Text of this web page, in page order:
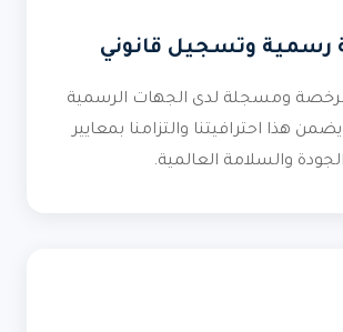
رسمية وتسجيل قانوني
ومسجلة لدى الجهات الرسمية
هذا احترافيتنا والتزامنا بمعايير
الجودة والسلامة العالمية.